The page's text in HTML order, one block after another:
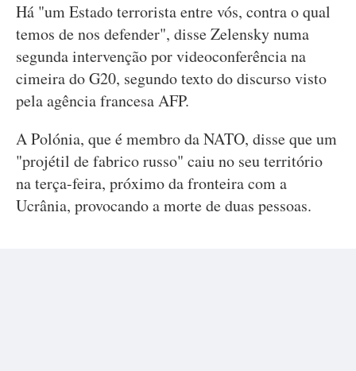
Há "um Estado terrorista entre vós, contra o qual
temos de nos defender", disse Zelensky numa
segunda intervenção por videoconferência na
cimeira do G20, segundo texto do discurso visto
pela agência francesa AFP.
A Polónia, que é membro da NATO, disse que um
"projétil de fabrico russo" caiu no seu território
na terça-feira, próximo da fronteira com a
Ucrânia, provocando a morte de duas pessoas.